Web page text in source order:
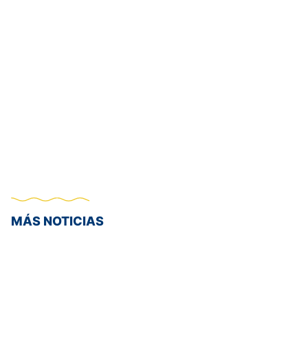
MÁS NOTICIAS